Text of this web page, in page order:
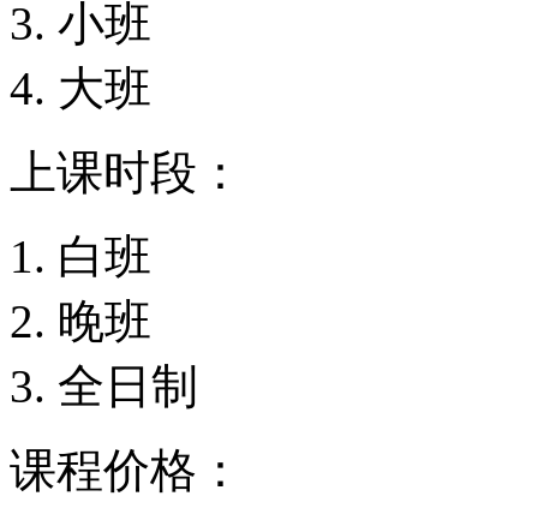
小班
大班
上课时段：
白班
晚班
全日制
课程价格：